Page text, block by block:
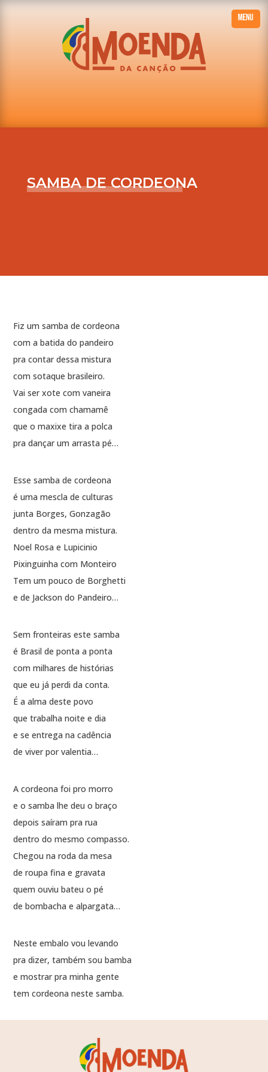
SAMBA DE CORDEONA
Fiz um samba de cordeona
com a batida do pandeiro
pra contar dessa mistura
com sotaque brasileiro.
Vai ser xote com vaneira
congada com chamamê
que o maxixe tira a polca
pra dançar um arrasta pé…
Esse samba de cordeona
é uma mescla de culturas
junta Borges, Gonzagão
dentro da mesma mistura.
Noel Rosa e Lupicinio
Pixinguinha com Monteiro
Tem um pouco de Borghetti
e de Jackson do Pandeiro…
Sem fronteiras este samba
é Brasil de ponta a ponta
com milhares de histórias
que eu já perdi da conta.
É a alma deste povo
que trabalha noite e dia
e se entrega na cadência
de viver por valentia…
A cordeona foi pro morro
e o samba lhe deu o braço
depois saíram pra rua
dentro do mesmo compasso.
Chegou na roda da mesa
de roupa fina e gravata
quem ouviu bateu o pé
de bombacha e alpargata…
Neste embalo vou levando
pra dizer, também sou bamba
e mostrar pra minha gente
tem cordeona neste samba.